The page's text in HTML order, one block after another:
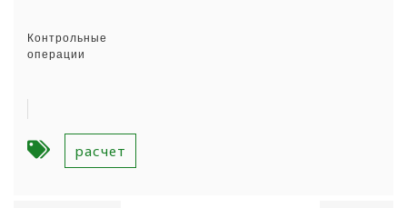
Контрольные
операции
расчет